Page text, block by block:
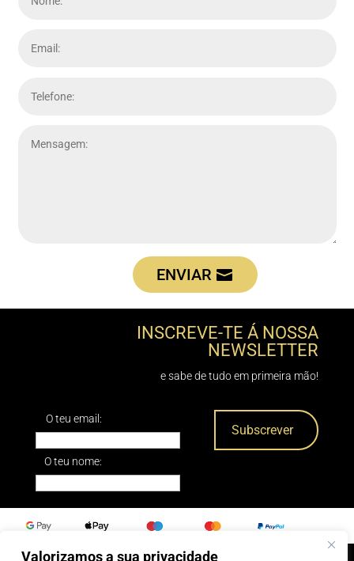
Valorizamos a sua privacidade
ENVIAR
INSCREVE-TE Á NOSSA
NEWSLETTER
e sabe de tudo em primeira mão!
O teu email:
O teu nome: